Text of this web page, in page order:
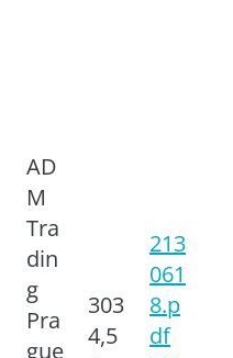
AD
M
Tra
din
g
Pra
gue
303
4,5
213
061
8.p
df